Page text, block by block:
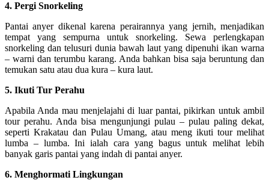
4. Pergi Snorkeling
Pantai anyer dikenal karena perairannya yang jernih, menjadikan
tempat yang sempurna untuk snorkeling. Sewa perlengkapan
snorkeling dan telusuri dunia bawah laut yang dipenuhi ikan warna
– warni dan terumbu karang. Anda bahkan bisa saja beruntung dan
temukan satu atau dua kura – kura laut.
5. Ikuti Tur Perahu
Apabila Anda mau menjelajahi di luar pantai, pikirkan untuk ambil
tour perahu. Anda bisa mengunjungi pulau – pulau paling dekat,
seperti Krakatau dan Pulau Umang, atau meng ikuti tour melihat
lumba – lumba. Ini ialah cara yang bagus untuk melihat lebih
banyak garis pantai yang indah di pantai anyer.
6. Menghormati Lingkungan